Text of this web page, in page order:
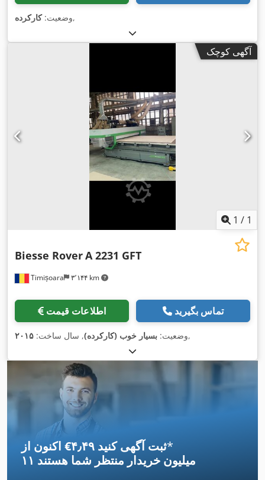
وضعیت:کارکرده ,
آگهی کوچک
1 / 1
Timișoara ۳٬۱۴۴ km
Biesse RoverA 2231 GFT
اطلاعات قیمت تماس بگیرید
وضعیت: بسیار خوب (کارکرده), سال ساخت: ۲۰۱۵ ,
اکنون از ‎€۴٫۴۹ ثبت آگهی کنید*
۱۱ میلیون خریدار منتظر شما هستند